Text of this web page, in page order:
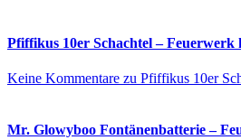
Pfiffikus 10er Schachtel – Feuerwerk
Keine Kommentare zu Pfiffikus 10er
Mr. Glowyboo Fontänenbatterie –